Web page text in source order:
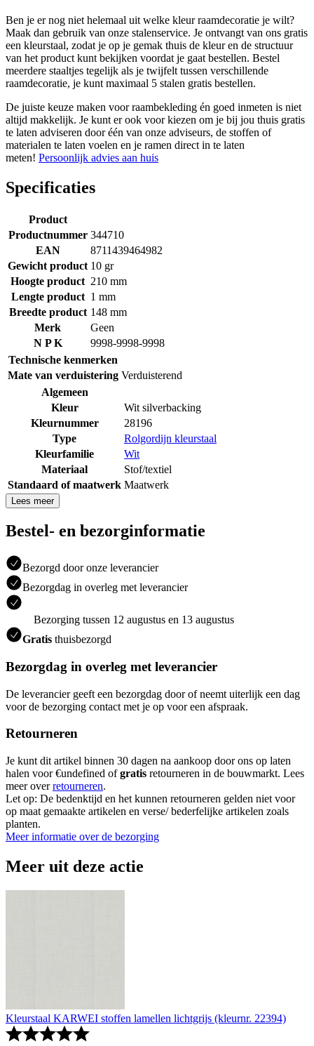
Ben je er nog niet helemaal uit welke kleur raamdecoratie je wilt?
Maak dan gebruik van onze stalenservice. Je ontvangt van ons gratis
een kleurstaal, zodat je op je gemak thuis de kleur en de structuur
van het product kunt bekijken voordat je gaat bestellen. Bestel
meerdere staaltjes tegelijk als je twijfelt tussen verschillende
raamdecoratie, je kunt maximaal 5 stalen gratis bestellen.
De juiste keuze maken voor raambekleding én goed inmeten is niet
altijd makkelijk. Je kunt er ook voor kiezen om je bij jou thuis gratis
te laten adviseren door één van onze adviseurs, de stoffen of
materialen te laten voelen en je ramen direct in te laten
meten! Persoonlijk advies aan huis
Specificaties
Product
Productnummer 344710
EAN
8711439464982
Gewicht product 10 gr
Hoogte product 210 mm
Lengte product 1 mm
Breedte product 148 mm
Merk
Geen
N P K
9998-9998-9998
Technische kenmerken
Mate van verduistering Verduisterend
Algemeen
Kleur
Wit silverbacking
Kleurnummer
28196
Type
Rolgordijn kleurstaal
Kleurfamilie
Wit
Materiaal
Stof/textiel
Standaard of maatwerk Maatwerk
Lees meer
Bestel- en bezorginformatie
Bezorgd door onze leverancier
Bezorgdag in overleg met leverancier
Bezorging tussen 12 augustus en 13 augustus
Gratis thuisbezorgd
Bezorgdag in overleg met leverancier
De leverancier geeft een bezorgdag door of neemt uiterlijk een dag
voor de bezorging contact met je op voor een afspraak.
Retourneren
Je kunt dit artikel binnen 30 dagen na aankoop door ons op laten
halen voor €undefined ofgratis retourneren in de bouwmarkt. Lees
meer overretourneren.
Let op: De bedenktijd en het kunnen retourneren gelden niet voor
op maat gemaakte artikelen en verse/ bederfelijke artikelen zoals
planten.
Meer informatie over de bezorging
Meer uit deze actie
Kleurstaal KARWEI stoffen lamellen lichtgrijs (kleurnr. 22394)